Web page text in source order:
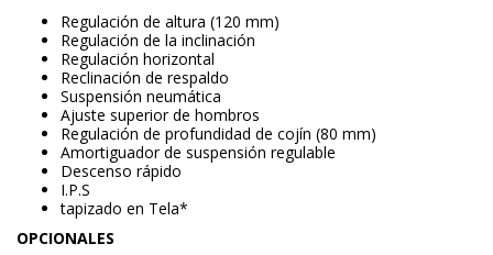
Regulación de altura (120 mm)
Regulación de la inclinación
Regulación horizontal
Reclinación de respaldo
Suspensión neumática
Ajuste superior de hombros
Regulación de profundidad de cojín (80 mm)
Amortiguador de suspensión regulable
Descenso rápido
I.P.S
tapizado en Tela*
OPCIONALES